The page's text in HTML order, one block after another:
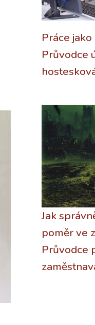
Práce
Průvodce
Jak
poměr ve
Průvodce